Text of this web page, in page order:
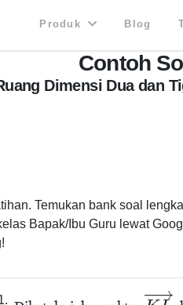
Produk Blog
Contoh
Dimensi Dua dan
Temukan bank soal
Bapak/Ibu Guru lewat